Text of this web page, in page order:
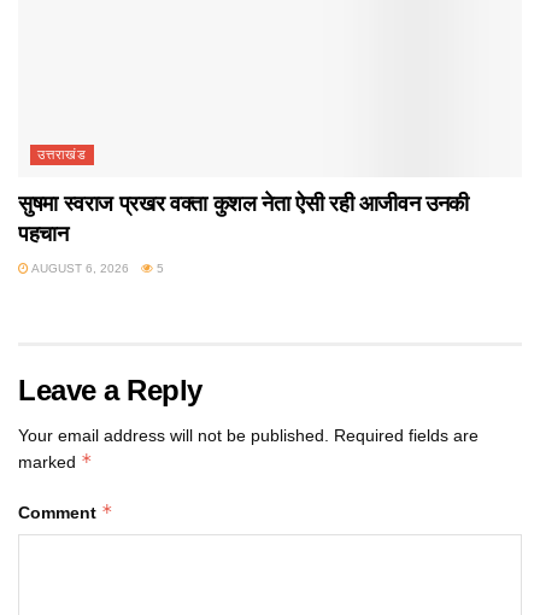
उत्तराखंड
सुषमा स्वराज प्रखर वक्ता कुशल नेता ऐसी रही आजीवन उनकी
पहचान
AUGUST 6, 2026 5
Leave a Reply
Your email address will not be published.
Required fields are
marked *
Comment *